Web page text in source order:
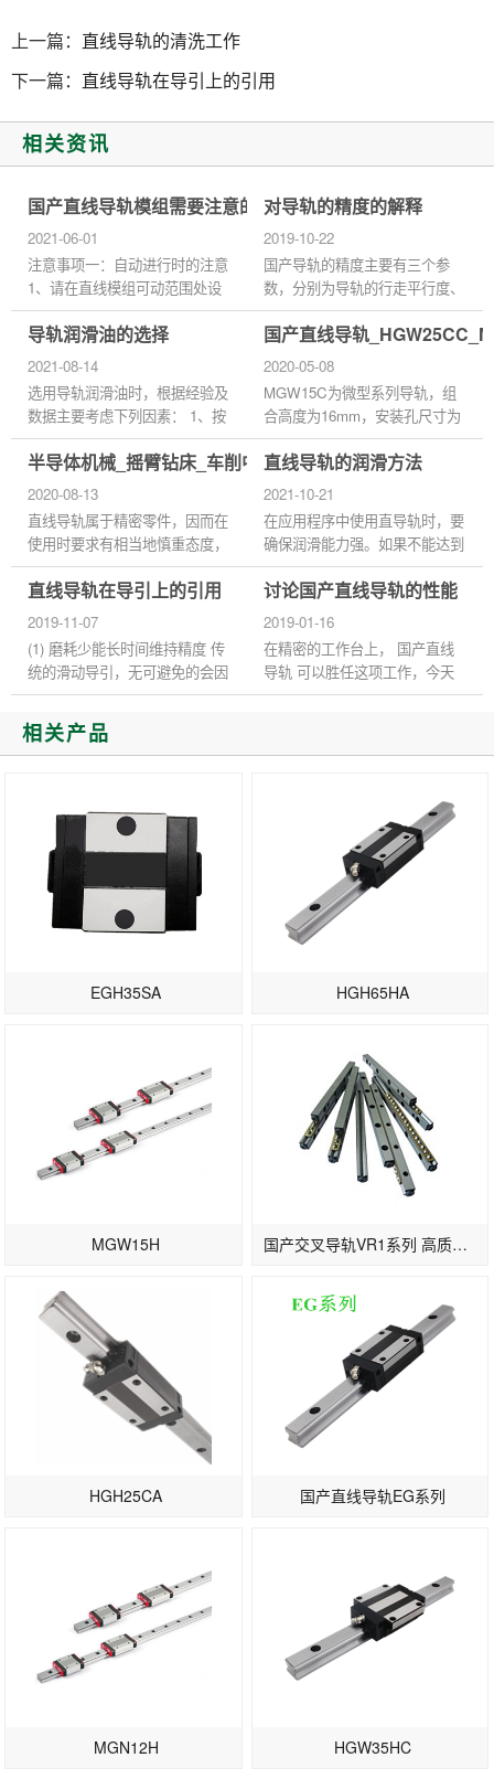
上一篇： 直线导轨的清洗工作
下一篇： 直线导轨在导引上的引用
相关资讯
国产直线导轨模组需要注意的问题
2021-06-01
注意事项一：自动进行时的注意
1、请在直线模组可动范围处设
置安全防护栏。 2、在安全防护
栏的入口，请设计紧急开关装
置。 3、请尽量不要从有关紧
急...
对导轨的精度的解释
2019-10-22
国产导轨的精度主要有三个参
数，分别为导轨的行走平行度、
高度的成对相互差和宽度的成对
相互差。 1、行走平行度是指将
导轨用螺栓固定在基准面上，...
导轨润滑油的选择
2021-08-14
选用导轨润滑油时，根据经验及
数据主要考虑下列因素： 1、按
滑动速度和平均压力来选择粘
度： 选择使用导轨润滑剂时根
据国内外机床导轨润滑实际应
用...
国产直线导轨
2020-05-08
MGW15C为微型系列导轨，组
合高度为16mm，安装孔尺寸为
45*20，直线导轨的预压力：所
谓预压力是预先给予钢珠负荷
力，利用钢珠与珠道之间负向间
隙给予预压...
半导体机械_摇臂钻床_车削中心国产直线导轨滑块
2020-08-13
直线导轨属于精密零件，因而在
使用时要求有相当地慎重态度，
即便是使用了高性能的直线导
轨，如果使用不当，也不能达到
预期的性能效果，而且容易使...
直线导轨的润滑方法
2021-10-21
在应用程序中使用直导轨时，要
确保润滑能力强。如果不能达到
润滑效果，快速滚动会造成严重
磨损，影响生产力，缩短使用寿
命。那么，为了提高生产力...
直线导轨在导引上的引用
2019-11-07
(1) 磨耗少能长时间维持精度 传
统的滑动导引，无可避免的会因
油膜逆流作用造成平台运动精度
不良，且因运动时润滑不充份，
导致运行轨道接触面的磨损...
讨论国产直线导轨的性能
2019-01-16
在精密的工作台上， 国产直线
导轨 可以胜任这项工作，今天
我们将讨论国产直线导轨安装座
相关产品
EGH35SA HGH65HA
MGW15H 国产交叉导轨VR1系列 高质量滚柱导轨
HGH25CA 国产直线导轨EG系列
MGN12H HGW35HC